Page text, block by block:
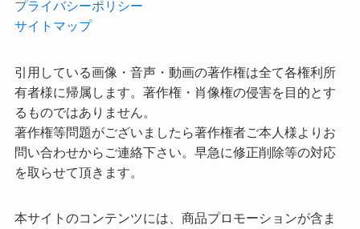
プライバシーポリシー
サイトマップ
引用している画像・音声・動画の著作権は全て各権利所
有者様に帰属します。著作権・肖像権の侵害を目的とす
るものではありません。
著作権等問題がございましたら著作権者ご本人様よりお
問い合わせからご連絡下さい。早急に修正削除等の対応
を取らせて頂きます。
本サイトのコンテンツには、商品プロモーションが含ま